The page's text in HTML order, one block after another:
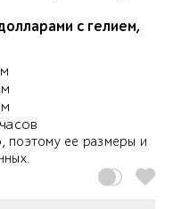
с гелием,
поэтому ее размеры и